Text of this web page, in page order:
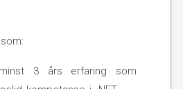
3 års erfaring som